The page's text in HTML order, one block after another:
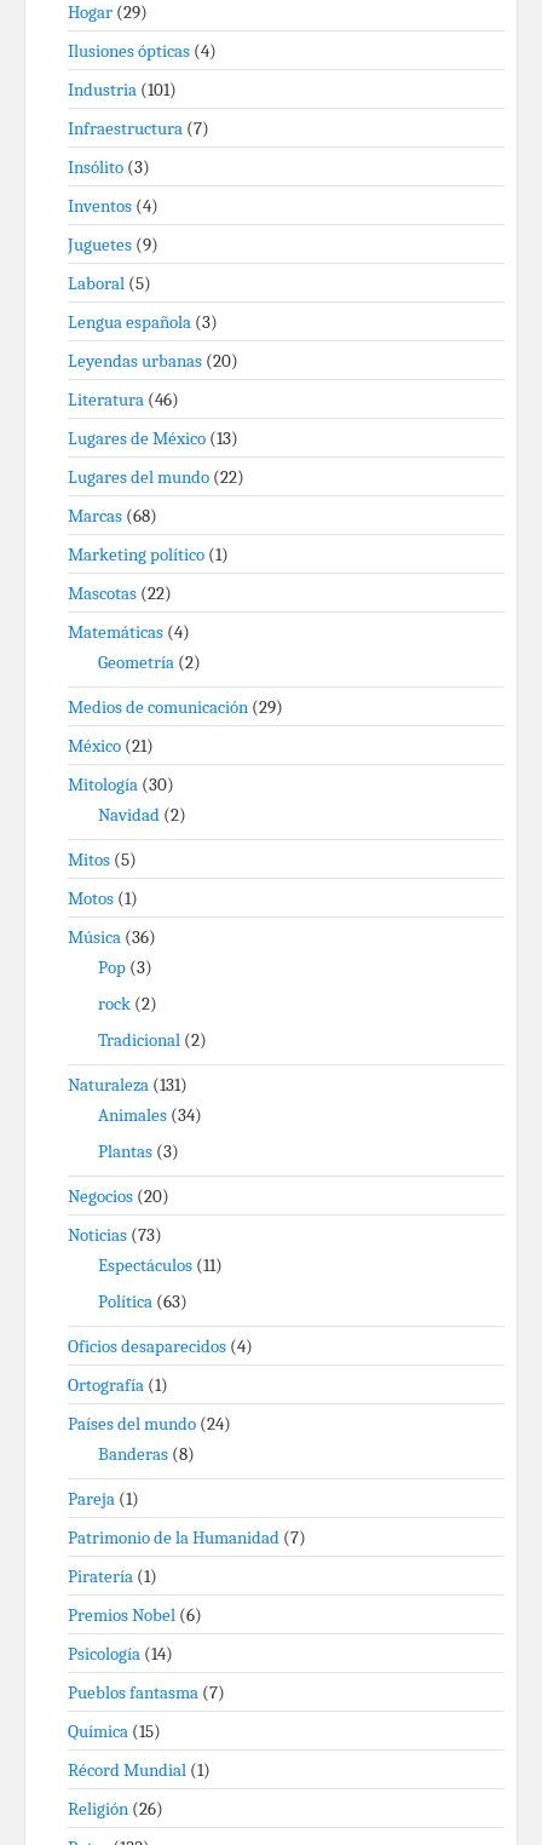
Hogar (29)
Ilusiones ópticas (4)
Industria (101)
Infraestructura (7)
Insólito (3)
Inventos (4)
Juguetes (9)
Laboral (5)
Lengua española (3)
Leyendas urbanas (20)
Literatura (46)
Lugares de México (13)
Lugares del mundo (22)
Marcas (68)
Marketing político (1)
Mascotas (22)
Matemáticas (4)
Geometría (2)
Medios de comunicación (29)
México (21)
Mitología (30)
Navidad (2)
Mitos (5)
Motos (1)
Música (36)
Pop (3)
rock (2)
Tradicional (2)
Naturaleza (131)
Animales (34)
Plantas (3)
Negocios (20)
Noticias (73)
Espectáculos (11)
Política (63)
Oficios desaparecidos (4)
Ortografía (1)
Países del mundo (24)
Banderas (8)
Pareja (1)
Patrimonio de la Humanidad (7)
Piratería (1)
Premios Nobel (6)
Psicología (14)
Pueblos fantasma (7)
Química (15)
Récord Mundial (1)
Religión (26)